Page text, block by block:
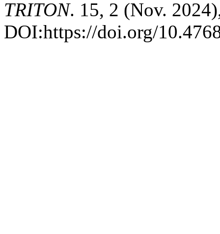
TRITON. 15, 2 (Nov.
DOI:https://doi.org/